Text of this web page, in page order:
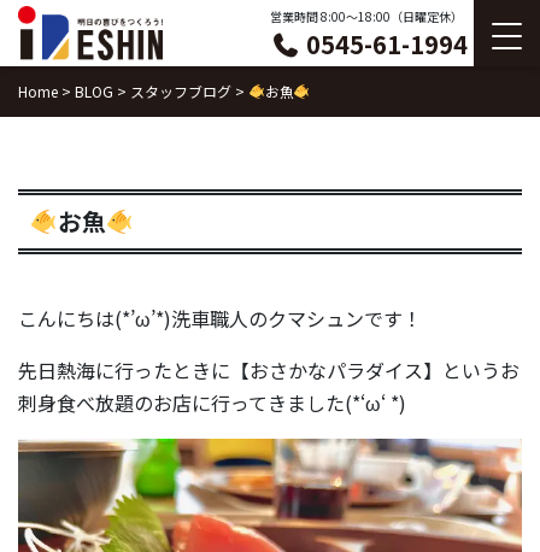
Skip
content
営業時間 8:00〜18:00（日曜定休）
0545-61-1994
Home > BLOG > スタッフブログ > お魚
お魚
こんにちは(*’ω’*)洗車職人のクマシュンです！
先日熱海に行ったときに【おさかなパラダイス】というお
刺身食べ放題のお店に行ってきました(*‘ω‘ *)